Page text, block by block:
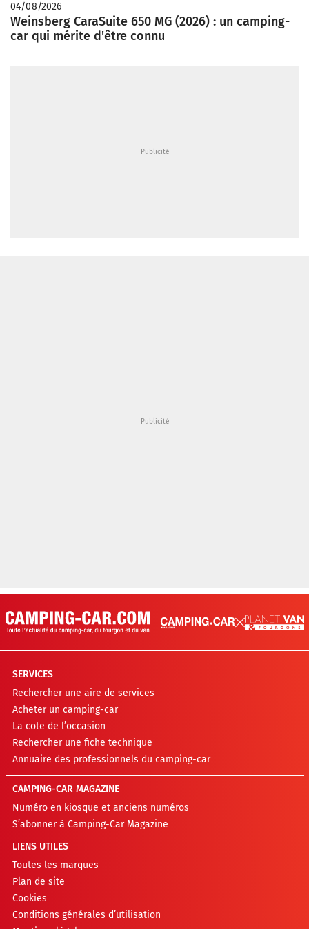
04/08/2026
Weinsberg CaraSuite 650 MG (2026) : un camping-
car qui mérite d'être connu
SERVICES
Rechercher une aire de services
Acheter un camping-car
La cote de l’occasion
Rechercher une fiche technique
Annuaire des professionnels du camping-car
CAMPING-CAR MAGAZINE
Numéro en kiosque et anciens numéros
S’abonner à Camping-Car Magazine
LIENS UTILES
Toutes les marques
Plan de site
Cookies
Conditions générales d’utilisation